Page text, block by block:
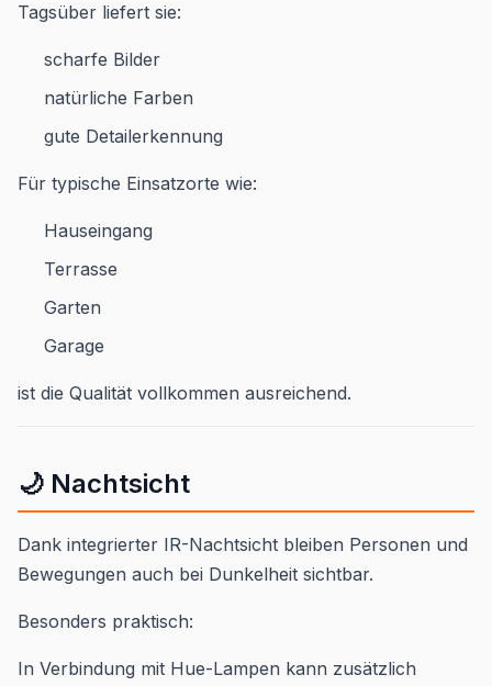
Tagsüber liefert sie:
scharfe Bilder
natürliche Farben
gute Detailerkennung
Für typische Einsatzorte wie:
Hauseingang
Terrasse
Garten
Garage
ist die Qualität vollkommen ausreichend.
🌙 Nachtsicht
Dank integrierter IR-Nachtsicht bleiben Personen und
Bewegungen auch bei Dunkelheit sichtbar.
Besonders praktisch:
In Verbindung mit Hue-Lampen kann zusätzlich